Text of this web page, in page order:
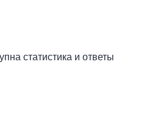
статистика и ответы